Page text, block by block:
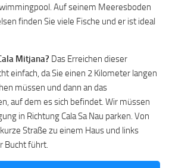
Auf seinem Meeresboden
finden Sie viele Fische und er ist ideal
Mitjana? Das Erreichen dieser
einfach, da Sie einen 2 Kilometer langen
müssen und dann an das
auf dem es sich befindet. Wir müssen
in Richtung Cala Sa Nau parken. Von
Straße zu einem Haus und links
Bucht führt.